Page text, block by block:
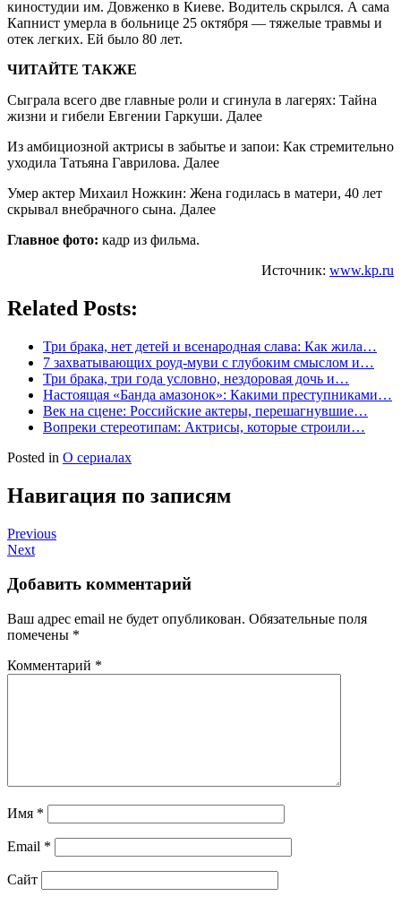
киностудии им. Довженко в Киеве. Водитель скрылся. А сама
Капнист умерла в больнице 25 октября — тяжелые травмы и
отек легких. Ей было 80 лет.
ЧИТАЙТЕ ТАКЖЕ
Сыграла всего две главные роли и сгинула в лагерях: Тайна
жизни и гибели Евгении Гаркуши. Далее
Из амбициозной актрисы в забытье и запои: Как стремительно
уходила Татьяна Гаврилова. Далее
Умер актер Михаил Ножкин: Жена годилась в матери, 40 лет
скрывал внебрачного сына. Далее
Главное фото: кадр из фильма.
Источник: www.kp.ru
Related Posts:
Три брака, нет детей и всенародная слава: Как жила…
7 захватывающих роуд-муви с глубоким смыслом и…
Три брака, три года условно, нездоровая дочь и…
Настоящая «Банда амазонок»: Какими преступниками…
Век на сцене: Российские актеры, перешагнувшие…
Вопреки стереотипам: Актрисы, которые строили…
Posted in О сериалах
Навигация по записям
Previous
Next
Добавить комментарий
Ваш адрес email не будет опубликован. Обязательные поля
помечены *
Комментарий *
Имя *
Email *
Сайт